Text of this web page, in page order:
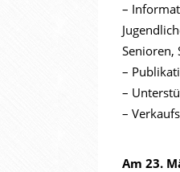
–
Senioren,
–
–
–
Am 23.